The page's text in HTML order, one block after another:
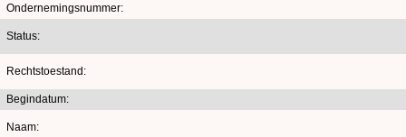
Ondernemingsnummer:
Status:
Rechtstoestand:
Begindatum:
Naam: